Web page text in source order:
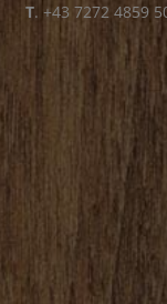
T. +43 7272 4859